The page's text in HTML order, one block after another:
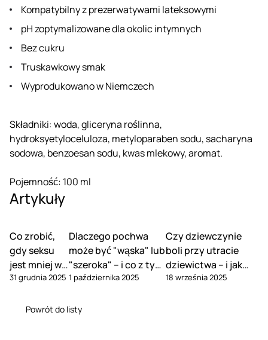
Kompatybilny z prezerwatywami lateksowymi
pH zoptymalizowane dla okolic intymnych
Bez cukru
Truskawkowy smak
Wyprodukowano w Niemczech
Składniki: woda, gliceryna roślinna,
hydroksyetyloceluloza, metyloparaben sodu, sacharyna
sodowa, benzoesan sodu, kwas mlekowy, aromat.
Pojemność: 100 ml
Artykuły
Co zrobić,
gdy seksu
jest mniej w
związku
31 grudnia 2025
Dlaczego pochwa
może być "wąska" lub
"szeroka" – i co z tym
zrobić
1 października 2025
Czy dziewczynie
boli przy utracie
dziewictwa – i jak
tego uniknąć
18 września 2025
Powrót do listy